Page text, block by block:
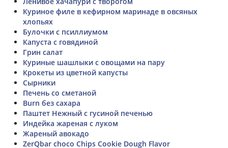
Куриное филе в кефирном маринаде в овсяных
хлопьях
Булочки с псиллиумом
Капуста с говядиной
Грин салат
Куриные шашлыки с овощами на пару
Крокеты из цветной капусты
Сырники
Печень со сметаной
Burn без сахара
Паштет Нежный с гусиной печенью
Индейка жареная с луком
Жареный авокадо
ZerQbar choco Chips Cookie Dough Flavor